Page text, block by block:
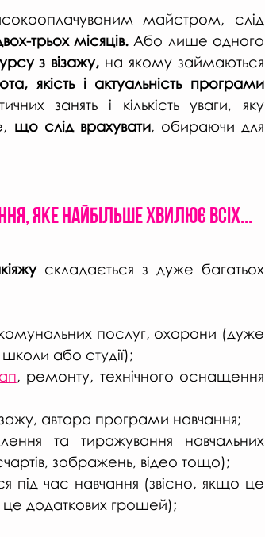
майстром, слід
трьох місяців. Або лише одного
з візажу, на якому займаються
якість і актуальність програми
занять і кількість уваги, яку
що слід врахувати, обираючи для
яке найбільше хвилює всіх...
складається з дуже багатьох
послуг, охорони (дуже
або студії);
, ремонту, технічного оснащення
автора програми навчання;
та тиражування навчальних
зображень, відео тощо);
під час навчання (звісно, якщо це
це додаткових грошей);